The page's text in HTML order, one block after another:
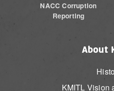
NACC Corruption
Reporting
About
KMITL Vision